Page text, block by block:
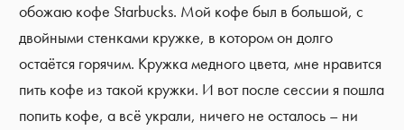
обожаю кофе Starbucks. Мой кофе был в большой, с
двойными стенками кружке, в котором он долго
остаётся горячим. Кружка медного цвета, мне нравится
пить кофе из такой кружки. И вот после сессии я пошла
попить кофе, а всё украли, ничего не осталось – ни